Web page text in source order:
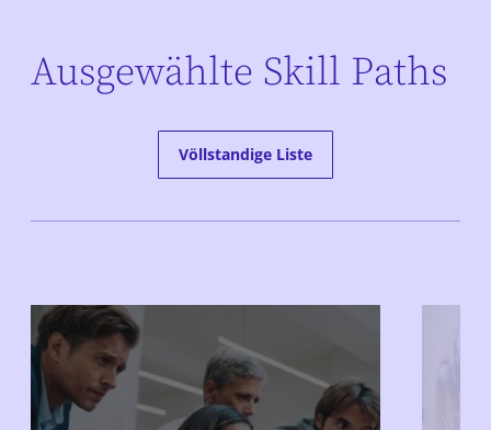
Ausgewählte Skill Paths
Völlstandige Liste